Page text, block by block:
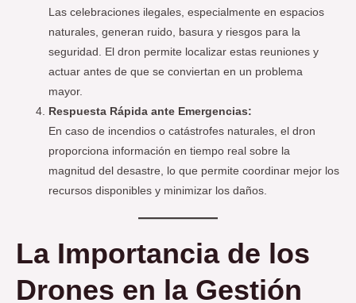
Las celebraciones ilegales, especialmente en espacios
naturales, generan ruido, basura y riesgos para la
seguridad. El dron permite localizar estas reuniones y
actuar antes de que se conviertan en un problema
mayor.
Respuesta Rápida ante Emergencias:
En caso de incendios o catástrofes naturales, el dron
proporciona información en tiempo real sobre la
magnitud del desastre, lo que permite coordinar mejor los
recursos disponibles y minimizar los daños.
La Importancia de los
Drones en la Gestión